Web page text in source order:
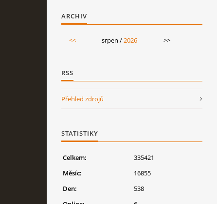
ARCHIV
<< srpen /2026 >>
RSS
Přehled zdrojů
STATISTIKY
Celkem:
335421
Měsíc:
16855
Den:
538